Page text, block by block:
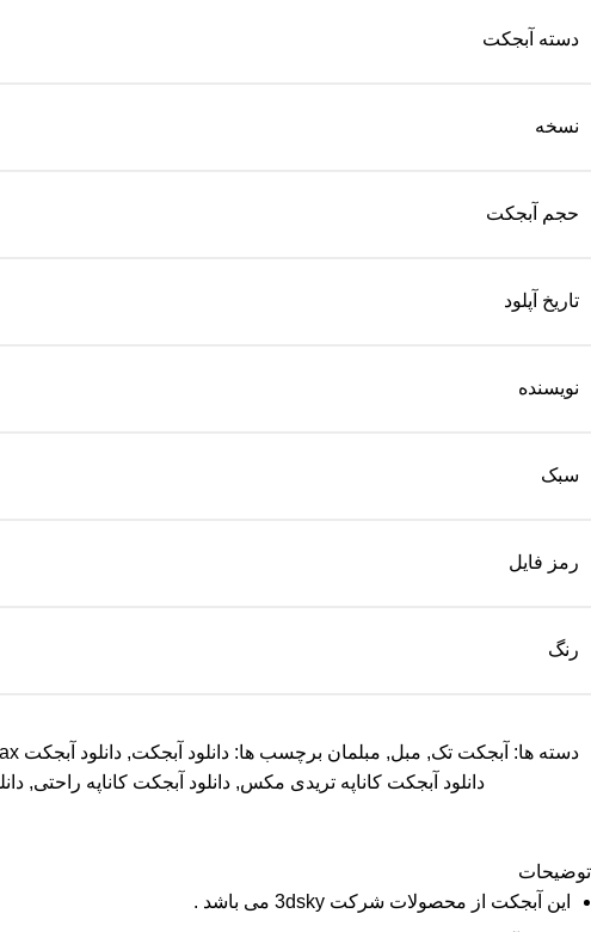
دسته آبجکت
نسخه
حجم آبجکت
تاریخ آپلود
نویسنده
سبک
رمز فایل
رنگ
دسته ها: آبجکت تک, مبل, مبلمان برچسب ها: دانلود آبجکت, دانلود آبجکت 3dmax
دانلود آبجکت کاناپه تریدی مکس, دانلود آبجکت کاناپه راحتی,
توضیحات
این آبجکت از محصولات شرکت 3dsky می باشد .